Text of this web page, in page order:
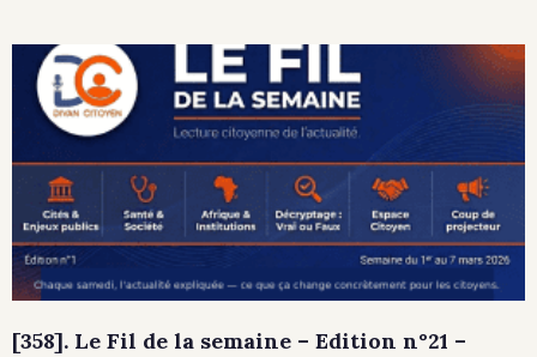
[358]. Le Fil de la semaine – Edition n°21 –